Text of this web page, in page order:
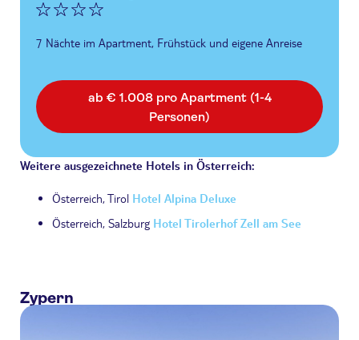
7 Nächte im Apartment, Frühstück und eigene Anreise
ab € 1.008 pro Apartment (1-4
Personen)
Weitere ausgezeichnete Hotels in Österreich:
Österreich, Tirol Hotel Alpina Deluxe
Österreich, Salzburg Hotel Tirolerhof Zell am See
Zypern